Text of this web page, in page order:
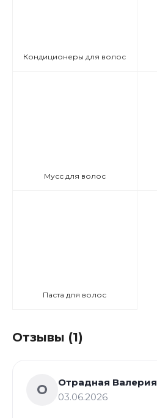
Кондиционеры для волос
Мусс для волос
Паста для волос
Отзывы (1)
О
Отрадная Валерия
03.06.2026